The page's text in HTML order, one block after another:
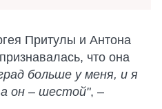
Притулы и Антона
что она
больше у меня, и я
он – шестой", –